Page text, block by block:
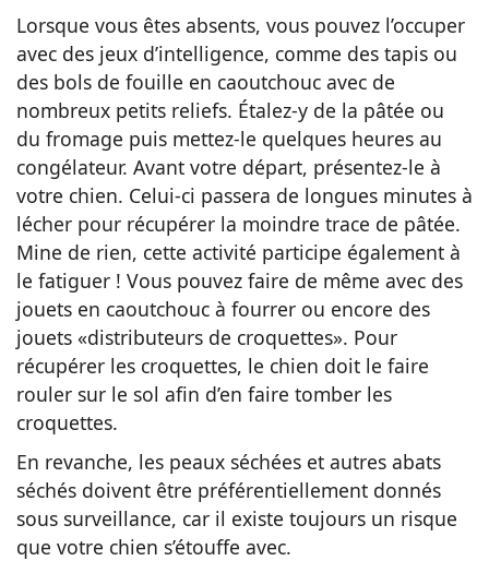
Lorsque vous êtes absents, vous pouvez l’occuper
avec des jeux d’intelligence, comme des tapis ou
des bols de fouille en caoutchouc avec de
nombreux petits reliefs. Étalez-y de la pâtée ou
du fromage puis mettez-le quelques heures au
congélateur. Avant votre départ, présentez-le à
votre chien. Celui-ci passera de longues minutes à
lécher pour récupérer la moindre trace de pâtée.
Mine de rien, cette activité participe également à
le fatiguer ! Vous pouvez faire de même avec des
jouets en caoutchouc à fourrer ou encore des
jouets «distributeurs de croquettes». Pour
récupérer les croquettes, le chien doit le faire
rouler sur le sol afin d’en faire tomber les
croquettes.
En revanche, les peaux séchées et autres abats
séchés doivent être préférentiellement donnés
sous surveillance, car il existe toujours un risque
que votre chien s’étouffe avec.